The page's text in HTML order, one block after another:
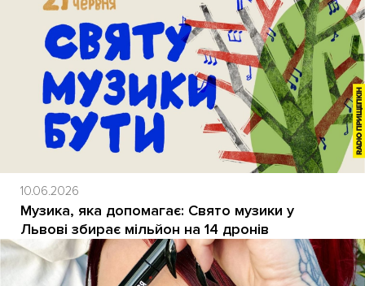
10.06.2026
Музика, яка допомагає: Свято музики у
Львові збирає мільйон на 14 дронів